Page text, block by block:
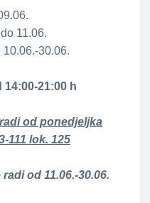
11.06.
30.06.
21:00 h
od ponedjeljka
111 lok. 125
od 11.06.-30.06.